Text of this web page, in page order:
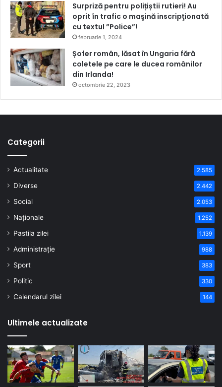
Surpriză pentru polițiștii rutieri! Au
oprit în trafic o maşină inscripţionată
cu textul ”Police”!
februarie 1, 2024
Șofer român, lăsat în Ungaria fără
coletele pe care le ducea românilor
din Irlanda!
octombrie 22, 2023
Categorii
Actualitate 2.585
Diverse 2.442
Social 2.053
Naționale 1.252
Pastila zilei 1.139
Administrație 988
Sport 383
Politic 330
Calendarul zilei 144
Ultimele actualizate